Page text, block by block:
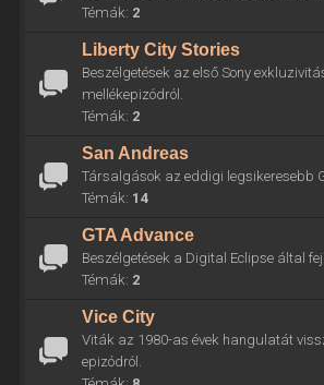
Témák: 2
Liberty City Stories
Beszélgetések az első Sony
mellékepizódról.
Témák: 2
San Andreas
Társalgások az eddigi legsikeresebb
Témák: 14
GTA Advance
Beszélgetések a Digital Eclipse által
Témák: 2
Vice City
Viták az 1980-as évek hangulatát
epizódról.